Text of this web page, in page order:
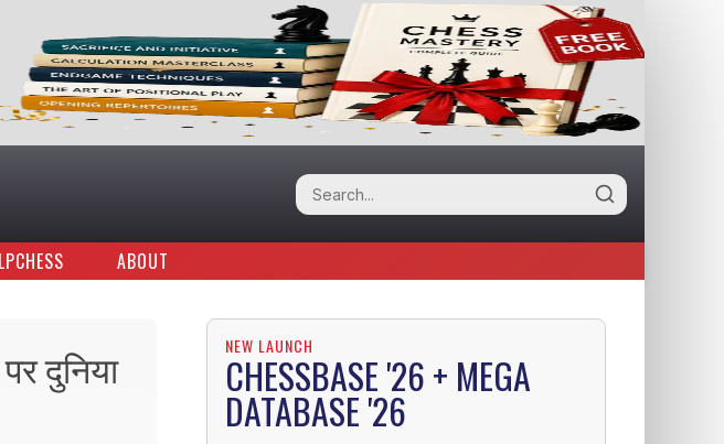
ABOUT
दुनिया
NEW LAUNCH
CHESSBASE '26 + MEGA
DATABASE '26